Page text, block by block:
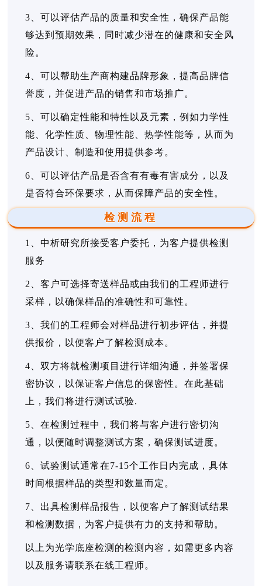
3、可以评估产品的质量和安全性，确保产品能
够达到预期效果，同时减少潜在的健康和安全风
险。
4、可以帮助生产商构建品牌形象，提高品牌信
誉度，并促进产品的销售和市场推广。
5、可以确定性能和特性以及元素，例如力学性
能、化学性质、物理性能、热学性能等，从而为
产品设计、制造和使用提供参考。
6、可以评估产品是否含有有毒有害成分，以及
是否符合环保要求，从而保障产品的安全性。
检测流程
1、中析研究所接受客户委托，为客户提供检测
服务
2、客户可选择寄送样品或由我们的工程师进行
采样，以确保样品的准确性和可靠性。
3、我们的工程师会对样品进行初步评估，并提
供报价，以便客户了解检测成本。
4、双方将就检测项目进行详细沟通，并签署保
密协议，以保证客户信息的保密性。在此基础
上，我们将进行测试试验.
5、在检测过程中，我们将与客户进行密切沟
通，以便随时调整测试方案，确保测试进度。
6、试验测试通常在7-15个工作日内完成，具体
时间根据样品的类型和数量而定。
7、出具检测样品报告，以便客户了解测试结果
和检测数据，为客户提供有力的支持和帮助。
以上为光学底座检测的检测内容，如需更多内容
以及服务请联系在线工程师。